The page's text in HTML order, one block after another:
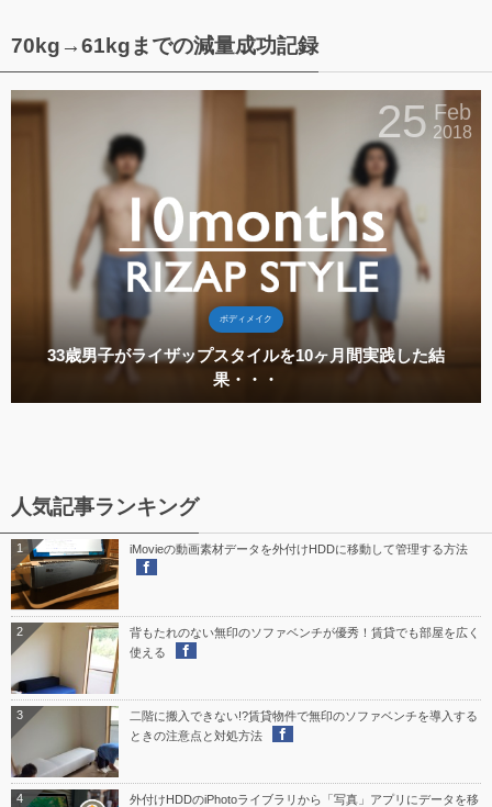
70kg→61kgまでの減量成功記録
25
践した結
ボディメイク
30代男子が夜メシにコストコのガーデンサラダ
続けた結果・・・【7...
人気記事ランキング
1 iMovieの動画素材データを外付けHDDに移動して管理する方法
2
背もたれのない無印のソファベンチが優秀！賃貸でも部屋を広く
使える
3
二階に搬入できない!?賃貸物件で無印のソファベンチを導入する
ときの注意点と対処方法
4 外付けHDDのiPhotoライブラリから「写真」アプリにデータを移